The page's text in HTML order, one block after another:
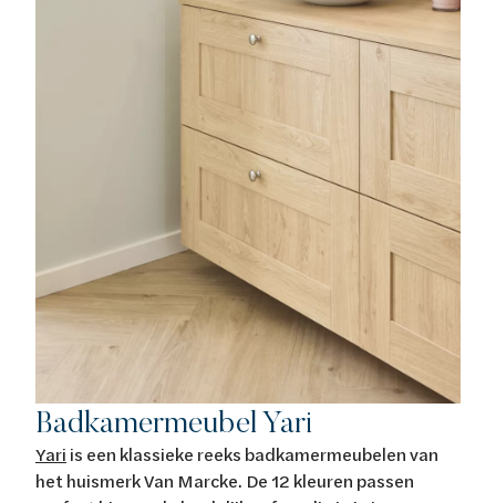
Badkamermeubel Yari
Yari is een klassieke reeks badkamermeubelen van
het huismerk Van Marcke. De 12 kleuren passen